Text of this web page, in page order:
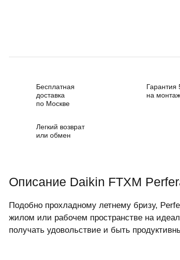
Бесплатная
доставка
по Москве
Гарантия
на монтаж
Легкий возврат
или обмен
Описание Daikin FTXM
Подобно прохладному летнему бризу,
жилом или рабочем пространстве на
получать удовольствие и быть